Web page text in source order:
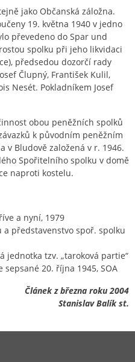
jako Občanská záložna.
19. května 1940 v jedno
převedeno do Spar und
spolku při jeho likvidaci
předsedou dozorčí rady
Člupný, František Kulil,
Nesét. Pokladníkem Josef
obou peněžních spolků
k původním peněžním
v Bludově založená v r. 1946.
Spořitelního spolku v domě
naproti kostelu.
a nyní, 1979
představenstvo spoř. spolku
jednotka tzv. „taroková partie“
20. října 1945, SOA
Článek z března roku 2004
Stanislav Balík st.